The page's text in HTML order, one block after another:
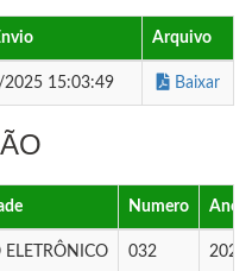
Arquivo
15:03:49 Baixar
Numero Ano
ELETRÔNICO 032 2025